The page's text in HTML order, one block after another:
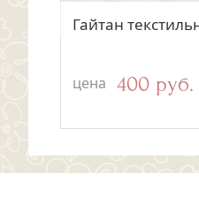
Быстрый
Гайтан
цена 400 руб.
Быстрый
Кружевное
цена 3 200 руб.